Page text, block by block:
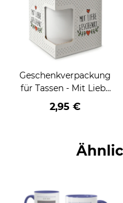
Geschenkverpackung
für Tassen - Mit Liebe
geschenkt
2,95 €